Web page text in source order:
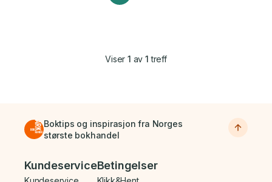
Viser1 av 1 treff
Boktips og inspirasjon fra Norges
største bokhandel
Bunnmeny
KundeserviceBetingelser